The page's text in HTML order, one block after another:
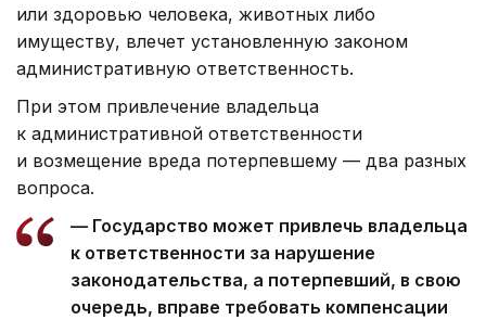
или здоровью человека, животных либо
имуществу, влечет установленную законом
административную ответственность.
При этом привлечение владельца
к административной ответственности
и возмещение вреда потерпевшему — два разных
вопроса.
— Государство может привлечь владельца
к ответственности за нарушение
законодательства, а потерпевший, в свою
очередь, вправе требовать компенсации